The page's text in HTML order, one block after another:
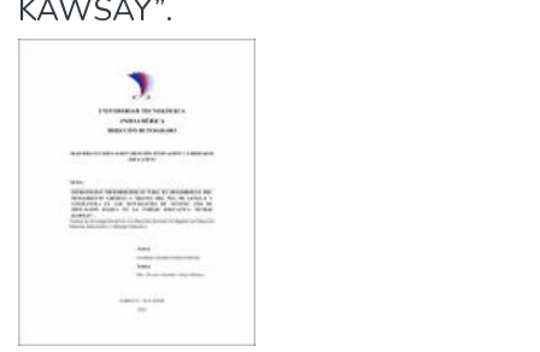
KAWSAY”.